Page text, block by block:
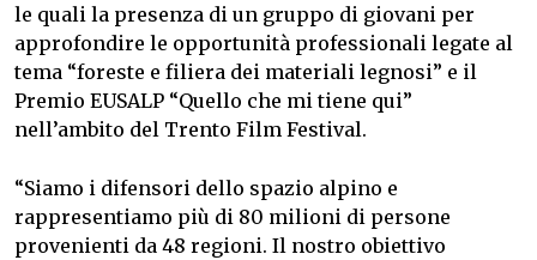
le quali la presenza di un gruppo di giovani per
approfondire le opportunità professionali legate al
tema “foreste e filiera dei materiali legnosi” e il
Premio EUSALP “Quello che mi tiene qui”
nell’ambito del Trento Film Festival.
“Siamo i difensori dello spazio alpino e
rappresentiamo più di 80 milioni di persone
provenienti da 48 regioni. Il nostro obiettivo